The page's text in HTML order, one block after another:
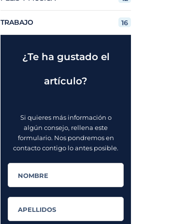
TRABAJO 16
¿Te ha gustado el
artículo?
Si quieres más información o
algún consejo, rellena este
formulario. Nos pondremos en
contacto contigo lo antes posible.